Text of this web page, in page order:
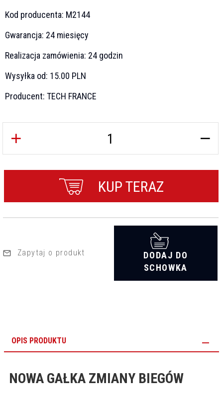
Kod producenta: M2144
Gwarancja: 24 miesięcy
Realizacja zamówienia: 24 godzin
Wysyłka od: 15.00 PLN
Producent: TECH FRANCE
KUP TERAZ
Zapytaj o produkt
DODAJ DO
SCHOWKA
OPIS PRODUKTU
NOWA GAŁKA ZMIANY BIEGÓW